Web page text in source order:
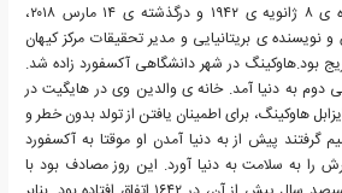
استیون ویلیام هاوکینگ، زاده ی ۸ ژانویه ی ۱۹۴۲ و درگذشته ی ۱۴ مارس ۲۰۱۸،
نویسنده ی بریتانیایی و مدیر تحقیقات مرکز کیهان
بود.هاوکینگ در شهر دانشگاهی آکسفورد زاده شد.
دوم به دنیا آمد. خانه ی والدین وی در هایگیت در
هاوکینگ، برای اطمینان یافتن از تولد بدون خطر و
گرفتند پیش از به دنیا آمدن او موقتا به آکسفورد
را به سلامت به دنیا آورد. این روز مصادف بود با